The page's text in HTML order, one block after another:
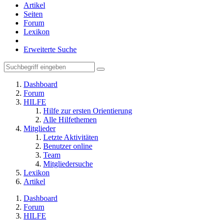
Artikel
Seiten
Forum
Lexikon
Erweiterte Suche
Dashboard
Forum
HILFE
Hilfe zur ersten Orientierung
Alle Hilfethemen
Mitglieder
Letzte Aktivitäten
Benutzer online
Team
Mitgliedersuche
Lexikon
Artikel
Dashboard
Forum
HILFE